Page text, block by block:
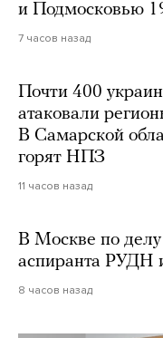
и Подмосковью
7 часов назад
Почти 400
атаковали
В Самарской
горят НПЗ
11 часов назад
В Москве по
аспиранта РУДН
8 часов назад